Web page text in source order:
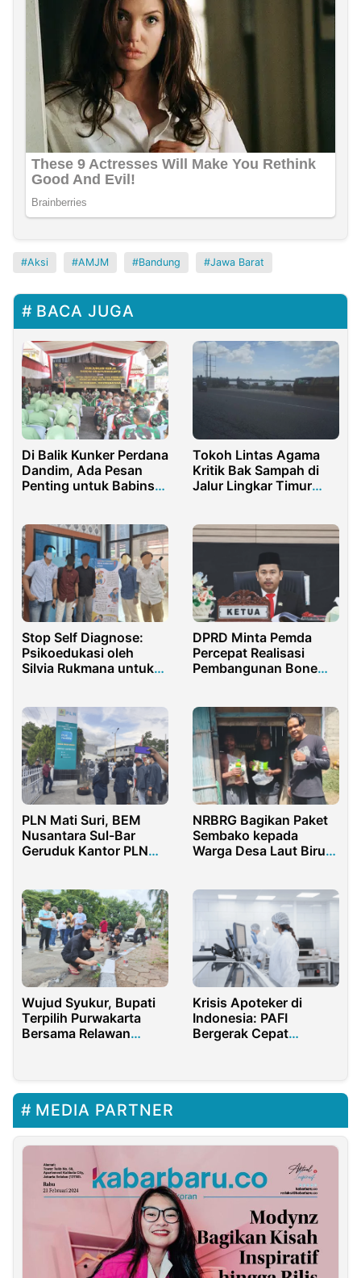
Aksi AMJM Bandung Jawa Barat
BACA JUGA
Di Balik Kunker Perdana
Dandim, Ada Pesan
Penting untuk Babinsa
Tokoh Lintas Agama
Kritik Bak Sampah di
Jalur Lingkar Timur
Stop Self Diagnose:
Psikoedukasi oleh
Silvia Rukmana untuk
Kalangan Anggota Polri
DPRD Minta Pemda
Percepat Realisasi
Pembangunan Bone
PLN Mati Suri, BEM
Nusantara Sul-Bar
Geruduk Kantor PLN
NRBRG Bagikan Paket
Sembako kepada
Warga Desa Laut Biru
Wujud Syukur, Bupati
Terpilih Purwakarta
Bersama Relawan
Krisis Apoteker di
Indonesia: PAFI
Bergerak Cepat
MEDIA PARTNER